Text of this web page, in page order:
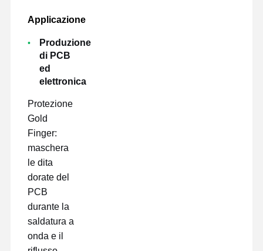
Applicazione
Produzione
di PCB
ed
elettronica
Protezione
Gold
Finger:
maschera
le dita
dorate del
PCB
durante la
saldatura a
onda e il